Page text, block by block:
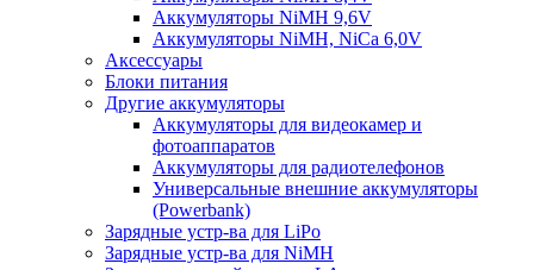
Аккумуляторы NiMH 9,6V
Аккумуляторы NiMH, NiCa 6,0V
Аксессуары
Блоки питания
Другие аккумуляторы
Аккумуляторы для видеокамер и
фотоаппаратов
Аккумуляторы для радиотелефонов
Универсальные внешние аккумуляторы
(Powerbank)
Зарядные устр-ва для LiPo
Зарядные устр-ва для NiMH